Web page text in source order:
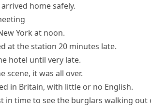
arrived homesafely.
York at noon.
at the station 20 minutes late.
hotel until very late.
scene, it was all over.
in Britain, with little or no English.
in timeto see the burglars walking out